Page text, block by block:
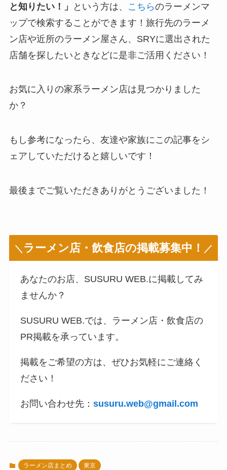
と知りたい！」 という方は、 こちらのラーメンマ
ップで検索することができます！旅行先のラーメ
ン店や近所のラーメン屋さん、SRYに選出された
店舗を探したいときなどに是非ご活用ください！
お気に入りの家系ラーメン店は見つかりました
か？
もし参考になったら、友達や家族にこの記事をシ
ェアしていただけると嬉しいです！
最後までご覧いただきありがとうございました！
＼ ラーメン店・飲食店の掲載募集中！ ／
あなたのお店、SUSURU WEB.に掲載してみ
ませんか？
SUSURU WEB.では、ラーメン店・飲食店の
PR掲載を承っています。
掲載をご希望の方は、ぜひお気軽にご連絡く
ださい！
お問い合わせ先：susuru.web@gmail.com
ラーメン店まとめ 東京